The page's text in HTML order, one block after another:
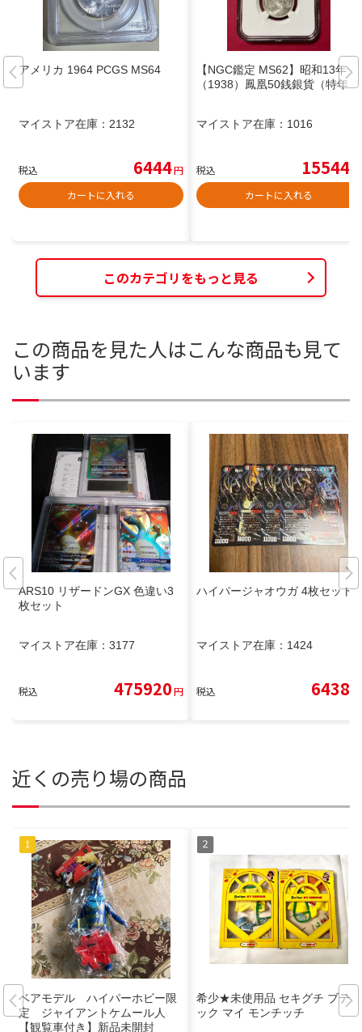
アメリカ 1964 PCGS MS64
マイストア在庫： 2132
税込 6444円
カートに入れる
【NGC鑑定 MS62】昭和13年
（1938）鳳凰50銭銀貨（特年）
マイストア在庫： 1016
税込 15544
カートに入れる
このカテゴリをもっと見る
この商品を見た人はこんな商品も見て
います
ARS10 リザードンGX 色違い3
枚セット
マイストア在庫： 3177
税込 475920円
ハイパージャオウガ 4枚セット
マイストア在庫： 1424
税込 6438
近くの売り場の商品
ベアモデル ハイパーホビー限
定 ジャイアントケムール人
【観覧車付き】新品未開封
希少★未使用品 セキグチ ブティ
ック マイ モンチッチ